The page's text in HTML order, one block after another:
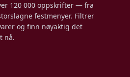
120 000 oppskrifter — fra
festmenyer. Filtrer
og finn nøyaktig det
nå.